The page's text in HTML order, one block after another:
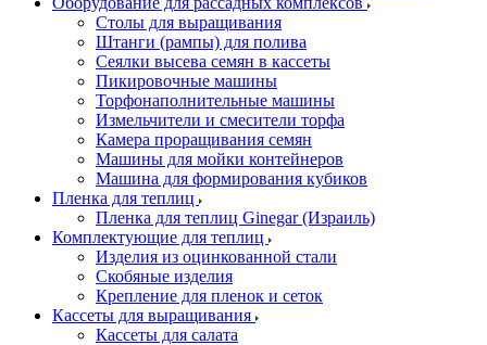
Столы для выращивания
Штанги (рампы) для полива
Сеялки высева семян в кассеты
Пикировочные машины
Торфонаполнительные машины
Измельчители и смесители торфа
Камера проращивания семян
Машины для мойки контейнеров
Машина для формирования кубиков
Пленка для теплиц
Пленка для теплиц Ginegar (Израиль)
Комплектующие для теплиц
Изделия из оцинкованной стали
Скобяные изделия
Крепление для пленок и сеток
Кассеты для выращивания
Кассеты для салата